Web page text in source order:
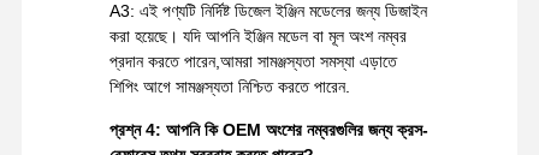
A3: এই পণ্যটি নির্দিষ্ট ডিজেল ইঞ্জিন মডেলের জন্য ডিজাইন
করা হয়েছে। যদি আপনি ইঞ্জিন মডেল বা মূল অংশ নম্বর
প্রদান করতে পারেন,আমরা সামঞ্জস্যতা সমস্যা এড়াতে
শিপিং আগে সামঞ্জস্যতা নিশ্চিত করতে পারেন.
প্রশ্ন 4: আপনি কি OEM অংশের নম্বরগুলির জন্য ক্রস-